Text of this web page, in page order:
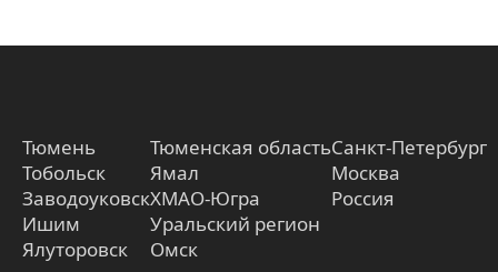
Тюмень
Тобольск
Заводоуковск
Ишим
Ялуторовск
Тюменская область
Ямал
ХМАО-Югра
Уральский регион
Омск
Санкт-Петербург
Москва
Россия